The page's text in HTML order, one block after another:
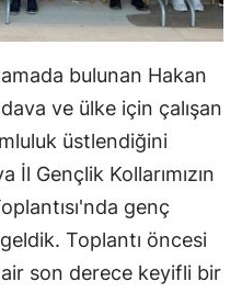
Kars
Kayseri
Kırklareli
Kırşehir
Kocaeli
Konya
bulunan Hakan
ve ülke için çalışan
üstlendiğini
Gençlik Kollarımızın
genç
Toplantı öncesi
son derece keyifli bir